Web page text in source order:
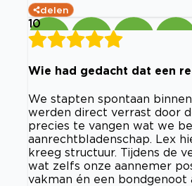
delen
10
Wie had gedacht dat een
We stapten spontaan
werden direct verrast door
precies te vangen wat we
aanrechtbladenschap. Lex
kreeg structuur. Tijdens de
wat zelfs onze aannemer
vakman én een bondgenoot